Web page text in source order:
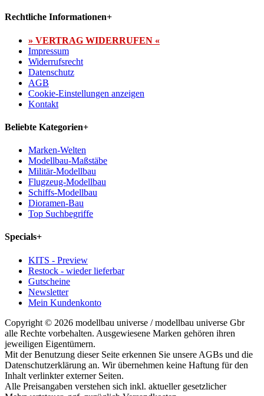
Rechtliche Informationen+
» VERTRAG WIDERRUFEN «
Impressum
Widerrufsrecht
Datenschutz
AGB
Cookie-Einstellungen anzeigen
Kontakt
Beliebte Kategorien+
Marken-Welten
Modellbau-Maßstäbe
Militär-Modellbau
Flugzeug-Modellbau
Schiffs-Modellbau
Dioramen-Bau
Top Suchbegriffe
Specials+
KITS - Preview
Restock - wieder lieferbar
Gutscheine
Newsletter
Mein Kundenkonto
Copyright © 2026 modellbau universe / modellbau universe Gbr
alle Rechte vorbehalten. Ausgewiesene Marken gehören ihren
jeweiligen Eigentümern.
Mit der Benutzung dieser Seite erkennen Sie unsere AGBs und die
Datenschutzerklärung an. Wir übernehmen keine Haftung für den
Inhalt verlinkter externer Seiten.
Alle Preisangaben verstehen sich inkl. aktueller gesetzlicher